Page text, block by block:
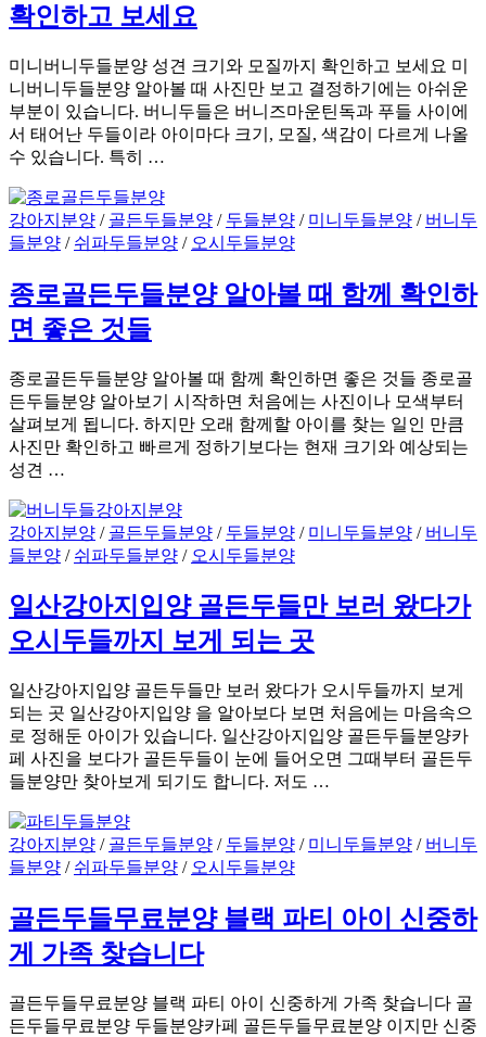
확인하고 보세요
미니버니두들분양 성견 크기와 모질까지 확인하고 보세요 미
니버니두들분양 알아볼 때 사진만 보고 결정하기에는 아쉬운
부분이 있습니다. 버니두들은 버니즈마운틴독과 푸들 사이에
서 태어난 두들이라 아이마다 크기, 모질, 색감이 다르게 나올
수 있습니다. 특히 …
강아지분양 / 골든두들분양 / 두들분양 / 미니두들분양 / 버니두
들분양 / 쉬파두들분양 / 오시두들분양
종로골든두들분양 알아볼 때 함께 확인하
면 좋은 것들
종로골든두들분양 알아볼 때 함께 확인하면 좋은 것들 종로골
든두들분양 알아보기 시작하면 처음에는 사진이나 모색부터
살펴보게 됩니다. 하지만 오래 함께할 아이를 찾는 일인 만큼
사진만 확인하고 빠르게 정하기보다는 현재 크기와 예상되는
성견 …
강아지분양 / 골든두들분양 / 두들분양 / 미니두들분양 / 버니두
들분양 / 쉬파두들분양 / 오시두들분양
일산강아지입양 골든두들만 보러 왔다가
오시두들까지 보게 되는 곳
일산강아지입양 골든두들만 보러 왔다가 오시두들까지 보게
되는 곳 일산강아지입양 을 알아보다 보면 처음에는 마음속으
로 정해둔 아이가 있습니다. 일산강아지입양 골든두들분양카
페 사진을 보다가 골든두들이 눈에 들어오면 그때부터 골든두
들분양만 찾아보게 되기도 합니다. 저도 …
강아지분양 / 골든두들분양 / 두들분양 / 미니두들분양 / 버니두
들분양 / 쉬파두들분양 / 오시두들분양
골든두들무료분양 블랙 파티 아이 신중하
게 가족 찾습니다
골든두들무료분양 블랙 파티 아이 신중하게 가족 찾습니다 골
든두들무료분양 두들분양카페 골든두들무료분양 이지만 신중